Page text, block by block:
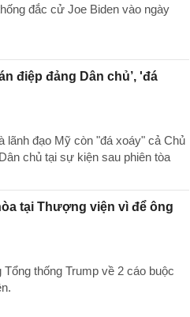
đắc cử Joe Biden vào ngày
điệp đảng Dân chủ’, 'đá
lãnh đạo Mỹ còn "đá xoáy" cả Chủ
chủ tại sự kiện sau phiên tòa
tại Thượng viện vì để ông
thống Trump về 2 cáo buộc